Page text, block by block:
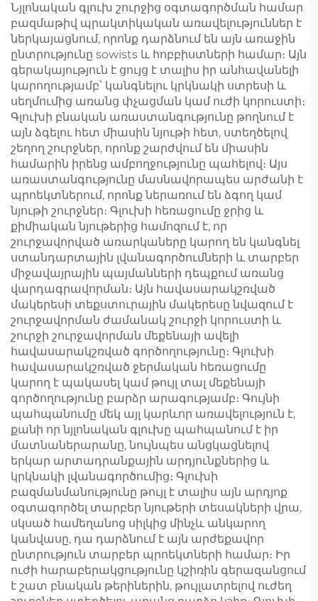
Նյլոնական գլուխ շուրջից օգտագործման համար
բազմաթիվ պրակտիկական առավելություններ է
ներկայացնում, որոնք դարձնում են այն առաջին
ընտրությունը sowists և հոբբիստների համար։ Այն
գերակայություն է ցույց է տալիս իր անհավանելի
կարողությամբ՝ կանգնելու կրկնակի ստրեսի և
սեղմումից առանց փչացման կամ ուժի կորուստի։
Գլուխի բնական առաստանգությունը թողնում է
այն ձգելու հետ միասին նյութի հետ, ստեղծելով
շեղող շուրջներ, որոնք շարժվում են միասին
համարին իրենց ամբողջությունը պահելով։ Այս
առաստանգությունը մասնավորապես արժանի է
պրոեկտներում, որոնք ներառում են ձգող կամ
նյութի շուրջներ։ Գլուխի հեռացումը ջրից և
քիմիական նյութերից համոզում է, որ
շուրջավորված առարկաները կարող են կանգնել
ստանդարտային լվանագործումների և տարբեր
միջավայրային պայմանների դեպքում առանց
վարդագրավորման։ Այն հավասարակշռված
մակերեսի տեքստուրային մակերեսը նվազում է
շուրջավորման ժամանակ շուրջի կորուստի և
շուրջի շուրջավորման մեքենայի ավելի
հավասարակշռված գործողությունը։ Գլուխի
հավասարակշռված ջերմական հեռացումը
կարող է պակասել կամ թույլ տալ մեքենայի
գործողությունը բարձր արագությամբ։ Գույնի
պահպանումը մեկ այլ կարևոր առավելություն է,
քանի որ նյլոնական գլուխը պահպանում է իր
մատնաներարանը, նույնպես անցկացնելով
երկար արտադրանքային արդյունքներից և
կրկնակի լվանագործումից։ Գլուխի
բազմանմանությունը թույլ է տալիս այն արդյոք
օգտագործել տարբեր նյութերի տեսակների վրա,
սկսած համեղանոց սիլկից մինչև անկարող
կանվասը, դա դարձնում է այն արժեքավոր
ընտրություն տարբեր պրոեկտների համար։ Իր
ուժի հարաբերակցությունը կշիռին գերազանցում
է շատ բնական թերիներին, թույլատրելով ուժեղ